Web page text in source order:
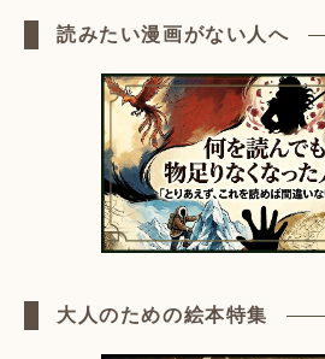
読みたい漫画がない人へ
大人のための絵本特集